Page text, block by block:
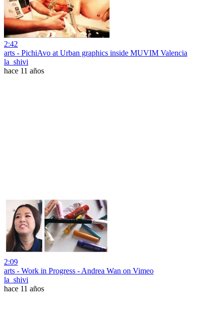
2:42
arts - PichiAvo at Urban graphics inside MUVIM Valencia
la_shivi
hace 11 años
2:09
arts - Work in Progress - Andrea Wan on Vimeo
la_shivi
hace 11 años